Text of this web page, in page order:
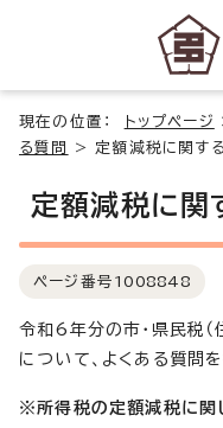
現在の位置： トップページ
る質問
> 定額減税に関す
定額減税に関
ページ番号 1008848
令和6年分の市・県民税（
について、よくある質問を
※所得税の定額減税に関